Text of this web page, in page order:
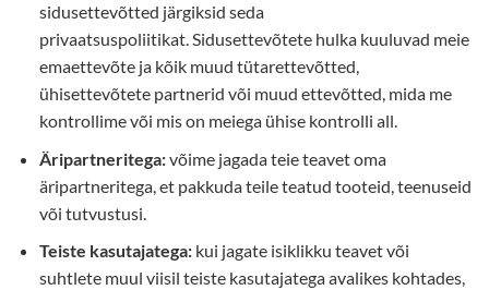
sidusettevõtted järgiksid seda
privaatsuspoliitikat. Sidusettevõtete hulka kuuluvad meie
emaettevõte ja kõik muud tütarettevõtted,
ühisettevõtete partnerid või muud ettevõtted, mida me
kontrollime või mis on meiega ühise kontrolli all.
Äripartneritega:võime jagada teie teavet oma
äripartneritega, et pakkuda teile teatud tooteid, teenuseid
või tutvustusi.
Teiste kasutajatega:kui jagate isiklikku teavet või
suhtlete muul viisil teiste kasutajatega avalikes kohtades,